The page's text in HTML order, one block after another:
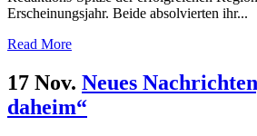
Erscheinungsjahr. Beide absolvierten ihr...
Read More
17 Nov. Neues
daheim“